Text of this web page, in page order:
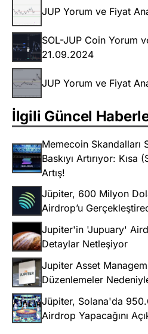
JUP Yorum ve Fiyat
SOL-JUP Coin Yorum
21.09.2024
JUP Yorum ve Fiyat
İlgili Güncel
Memecoin Skandalları
Baskıyı Artırıyor:
Artış!
Jüpiter, 600 Milyon
Airdrop’u
Jupiter'in 'Jupuary'
Detaylar Netleşiyor
Jupiter Asset
Düzenlemeler
Jüpiter, Solana'da
Airdrop Yapacağını